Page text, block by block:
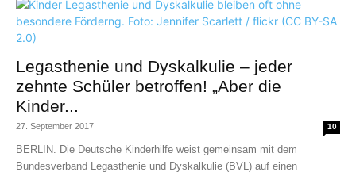
Legasthenie und Dyskalkulie – jeder
zehnte Schüler betroffen! „Aber die
Kinder...
27. September 2017 10
BERLIN. Die Deutsche Kinderhilfe weist gemeinsam mit dem
Bundesverband Legasthenie und Dyskalkulie (BVL) auf einen